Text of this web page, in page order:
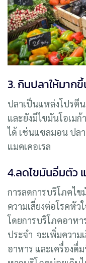
3. กินปลาให้มาก
ปลาเป็นแหล่งโปรตี
และยังมีไขมันโอเมก้
ได้ เช่นแซลมอน ปล
แมคเคอเรล
4.ลดไขมันอิ่มตัว
การลดการบริโภคไ
ความเสี่ยงต่อโรคหั
โดยการบริโภคอาห
ประจำ จะเพิ่มความ
อาหาร และเครื่องดื่